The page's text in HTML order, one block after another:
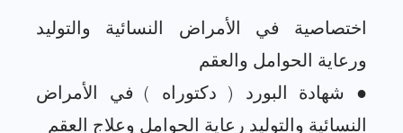
اختصاصية في الأمراض النسائية والتوليد
● شهادة البورد ( دكتوراه ) في الأمراض